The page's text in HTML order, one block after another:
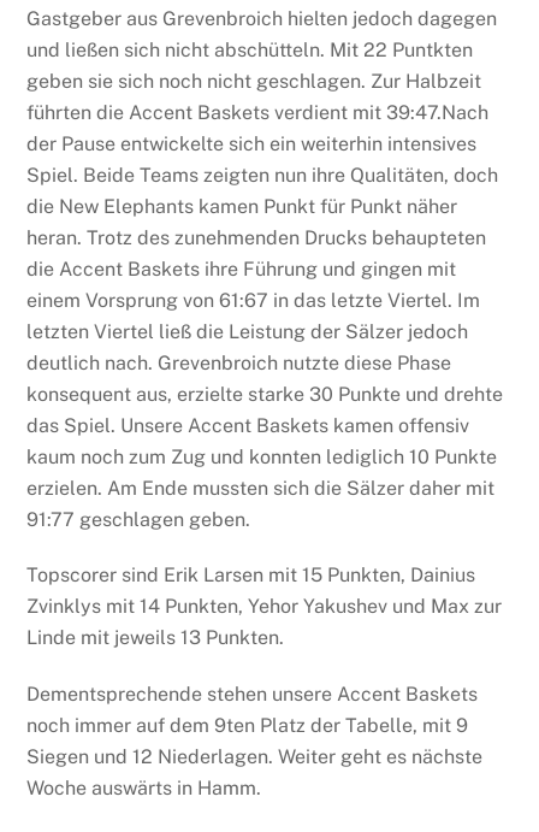
Gastgeber aus Grevenbroich hielten jedoch dagegen
und ließen sich nicht abschütteln. Mit 22 Puntkten
geben sie sich noch nicht geschlagen. Zur Halbzeit
führten die Accent Baskets verdient mit 39:47.Nach
der Pause entwickelte sich ein weiterhin intensives
Spiel. Beide Teams zeigten nun ihre Qualitäten, doch
die New Elephants kamen Punkt für Punkt näher
heran. Trotz des zunehmenden Drucks behaupteten
die Accent Baskets ihre Führung und gingen mit
einem Vorsprung von 61:67 in das letzte Viertel. Im
letzten Viertel ließ die Leistung der Sälzer jedoch
deutlich nach. Grevenbroich nutzte diese Phase
konsequent aus, erzielte starke 30 Punkte und drehte
das Spiel. Unsere Accent Baskets kamen offensiv
kaum noch zum Zug und konnten lediglich 10 Punkte
erzielen. Am Ende mussten sich die Sälzer daher mit
91:77 geschlagen geben.
Topscorer sind Erik Larsen mit 15 Punkten, Dainius
Zvinklys mit 14 Punkten, Yehor Yakushev und Max zur
Linde mit jeweils 13 Punkten.
Dementsprechende stehen unsere Accent Baskets
noch immer auf dem 9ten Platz der Tabelle, mit 9
Siegen und 12 Niederlagen. Weiter geht es nächste
Woche auswärts in Hamm.